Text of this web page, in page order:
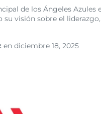
de los Ángeles Azules
visión sobre el
en diciembre 18, 2025